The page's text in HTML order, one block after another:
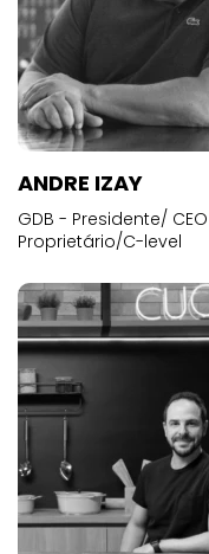
ANDRE IZAY
GDB - Presidente/
Proprietário/C-level